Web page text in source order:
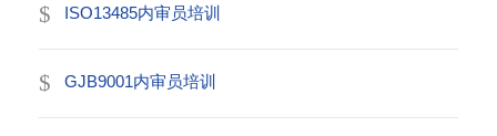
ISO13485内审员培训
GJB9001内审员培训